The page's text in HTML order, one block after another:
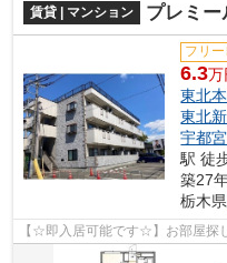
賃貸 | マンション プレミー
フリー
6.3万
東北
東北
宇都
駅 徒
築27
栃木県
【☆即入居可能です☆】お部屋探